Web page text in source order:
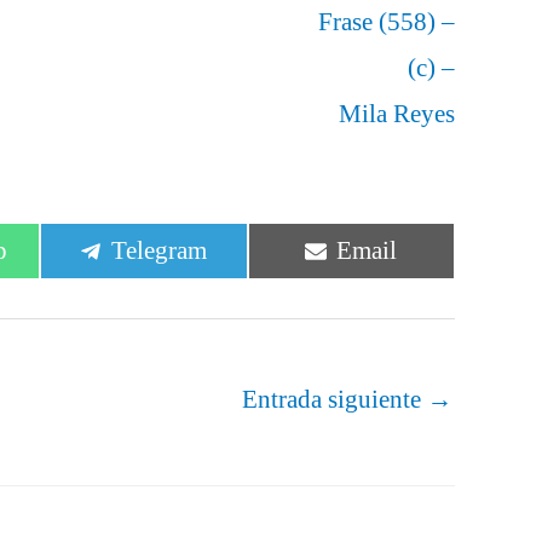
Frase (558) –
(c) –
Mila Reyes
Compartir
en
Telegram
Compartir
en
Email
Entrada siguiente →